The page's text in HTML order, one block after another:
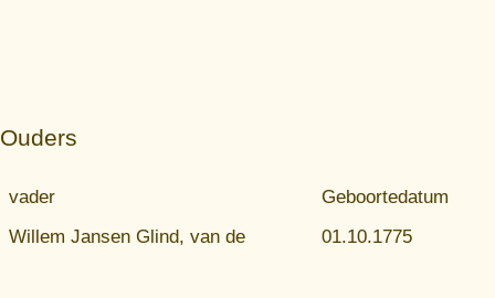
Ouders
vader
Geboortedatum
Willem Jansen Glind, van de
01.10.1775